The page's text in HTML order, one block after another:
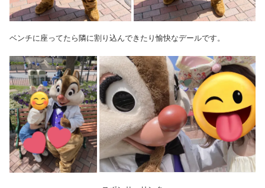
ベンチに座ってたら隣に割り込んできたり愉快なデールです。